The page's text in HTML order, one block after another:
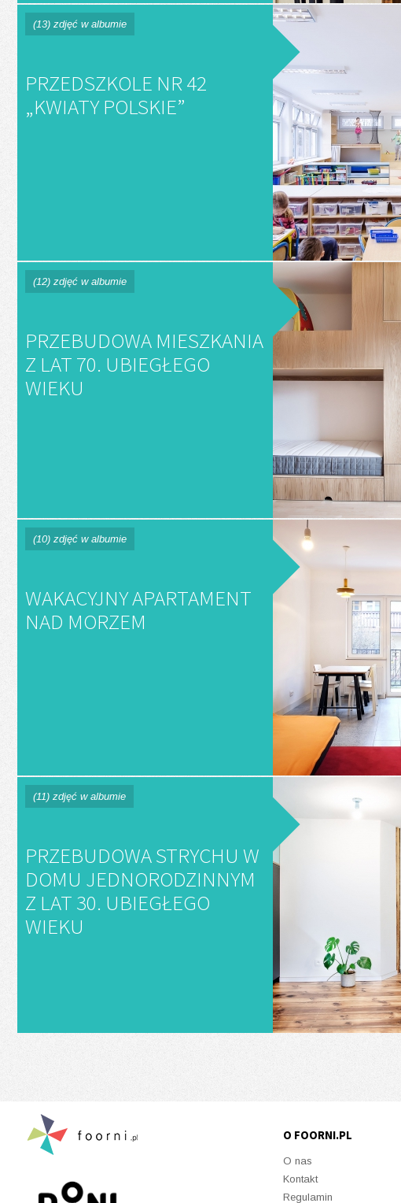
(13) zdjęć w albumie
PRZEDSZKOLE NR 42
„KWIATY POLSKIE”
(12) zdjęć w albumie
PRZEBUDOWA MIESZKANIA
Z LAT 70. UBIEGŁEGO
WIEKU
(10) zdjęć w albumie
WAKACYJNY APARTAMENT
NAD MORZEM
(11) zdjęć w albumie
PRZEBUDOWA STRYCHU W
DOMU JEDNORODZINNYM
Z LAT 30. UBIEGŁEGO
WIEKU
O FOORNI.PL
O nas
Kontakt
Regulamin